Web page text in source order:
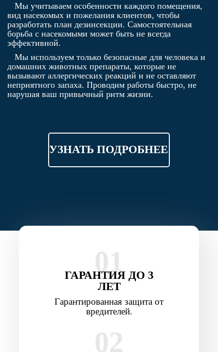
Мы учитываем особенности каждого помещения,
вид насекомых и пожелания клиентов, чтобы
разработать план дезинсекции. Самостоятельная
борьба с насекомыми может быть не всегда
эффективной.
Мы используем только безопасные для человека и
домашних животных препараты, которые не
вызывают аллергических реакций и не оставляют
неприятного запаха. Проводим работы быстро, не
нарушая ваш привычный ритм жизни.
УЗНАТЬ ПОДРОБНЕЕ
01
ГАРАНТИЯ ДО 3
ЛЕТ
Гарантированная защита от
вредителей.
02